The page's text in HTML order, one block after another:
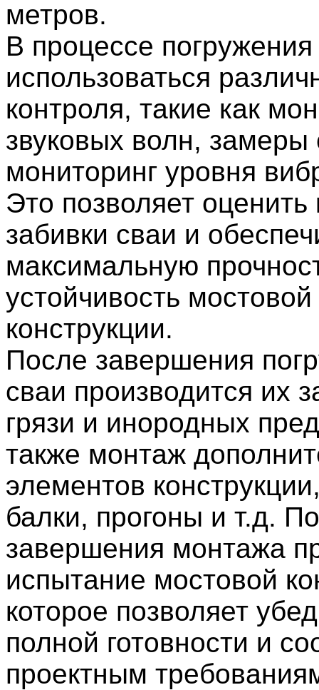
метров.
В процессе погружения
использоваться
контроля, такие как
звуковых волн,
мониторинг уровня
Это позволяет оценить
забивки сваи и
максимальную
устойчивость мостовой
конструкции.
После завершения
сваи производится их
грязи и инородных
также монтаж
элементов
балки, прогоны и т.д.
завершения монтажа
испытание мостовой
которое позволяет
полной готовности и
проектным